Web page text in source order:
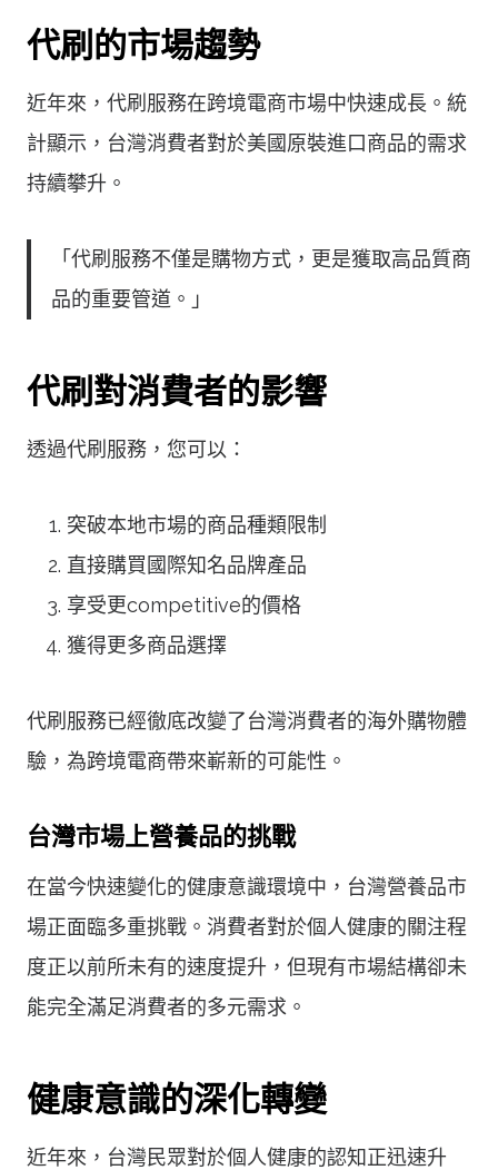
代刷的市場趨勢
近年來，代刷服務在跨境電商市場中快速成長。統
計顯示，台灣消費者對於美國原裝進口商品的需求
持續攀升。
「代刷服務不僅是購物方式，更是獲取高品質商
品的重要管道。」
代刷對消費者的影響
透過代刷服務，您可以：
突破本地市場的商品種類限制
直接購買國際知名品牌產品
享受更competitive的價格
獲得更多商品選擇
代刷服務已經徹底改變了台灣消費者的海外購物體
驗，為跨境電商帶來嶄新的可能性。
台灣市場上營養品的挑戰
在當今快速變化的健康意識環境中，台灣營養品市
場正面臨多重挑戰。消費者對於個人健康的關注程
度正以前所未有的速度提升，但現有市場結構卻未
能完全滿足消費者的多元需求。
健康意識的深化轉變
近年來，台灣民眾對於個人健康的認知正迅速升